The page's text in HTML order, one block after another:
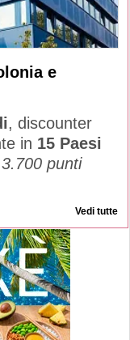
e
, discounter
in 15 Paesi
3.700 punti
Vedi tutte